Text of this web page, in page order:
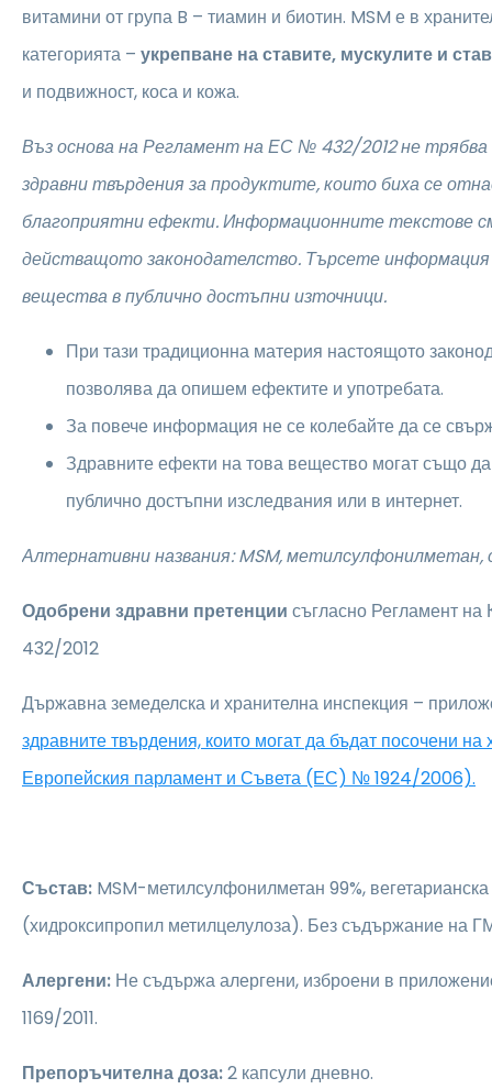
витамини от група B – тиамин и биотин. MSM е в
категорията – укрепване на ставите, мускулите и
и подвижност, коса и кожа.
Въз основа на Регламент на ЕС № 432/2012 не трябва
здравни твърдения за продуктите, които биха се
благоприятни ефекти. Информационните текстове
действащото законодателство. Търсете
вещества в публично достъпни източници.
При тази традиционна материя настоящото
позволява да опишем ефектите и употребата.
За повече информация не се колебайте да се
Здравните ефекти на това вещество могат също
публично достъпни изследвания или в интернет.
Алтернативни названия: MSM,метилсулфонилметан,
Одобрени здравни претенции съгласно Регламент
432/2012
Държавна земеделска и хранителна инспекция –
здравните твърдения, които могат да бъдат посочени на
Европейския парламент и Съвета (ЕС) № 1924/2006).
Състав: MSM-метилсулфонилметан 99%,
(хидроксипропил метилцелулоза). Без съдържание на
Алергени: Не съдържа алергени, изброени в
1169/2011.
Препоръчителна доза:2 капсули дневно.